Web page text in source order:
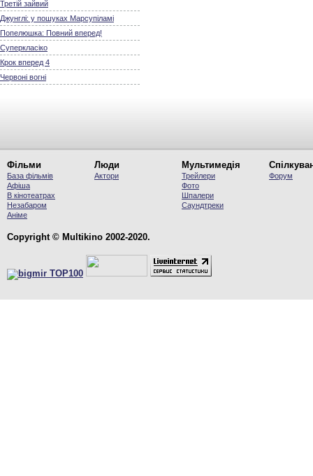
Третій зайвий
Джунглі: у пошуках Марсупіламі
Попелюшка: Повний вперед!
Суперкласіко
Крок вперед 4
Червоні вогні
Фільми
База фільмів
Афіша
В кінотеатрах
Незабаром
Аніме
Люди
Актори
Мультимедія
Трейлери
Фото
Шпалери
Саундтреки
Форум
Copyright © Multikino 2002-2020.